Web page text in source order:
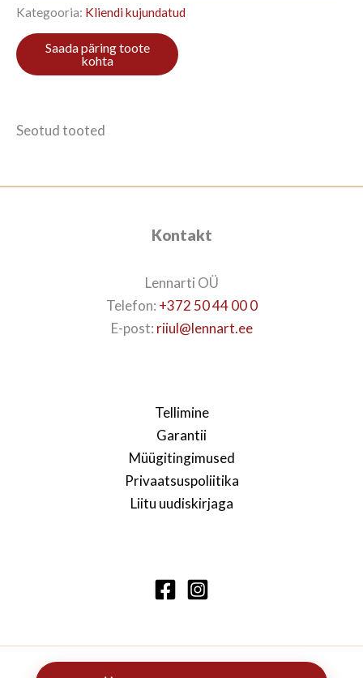
kogus
Kategooria: Kliendi kujundatud
Seotud tooted
Kontakt
Lennarti OÜ
Telefon: +372 50 44 00 0
E-post: riiul@lennart.ee
Tellimine
Garantii
Müügitingimused
Privaatsuspoliitika
Liitu uudiskirjaga